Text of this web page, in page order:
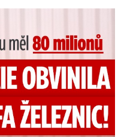
exšéfa železnic!